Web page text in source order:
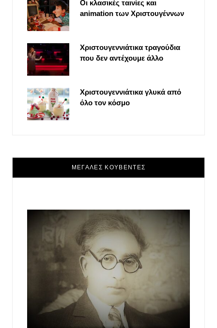
Οι κλασικές ταινίες και
animation των Χριστουγέννων
Χριστουγεννιάτικα τραγούδια
που δεν αντέχουμε άλλο
Χριστουγεννιάτικα γλυκά από
όλο τον κόσμο
ΜΕΓΑΛΕΣ ΚΟΥΒΕΝΤΕΣ